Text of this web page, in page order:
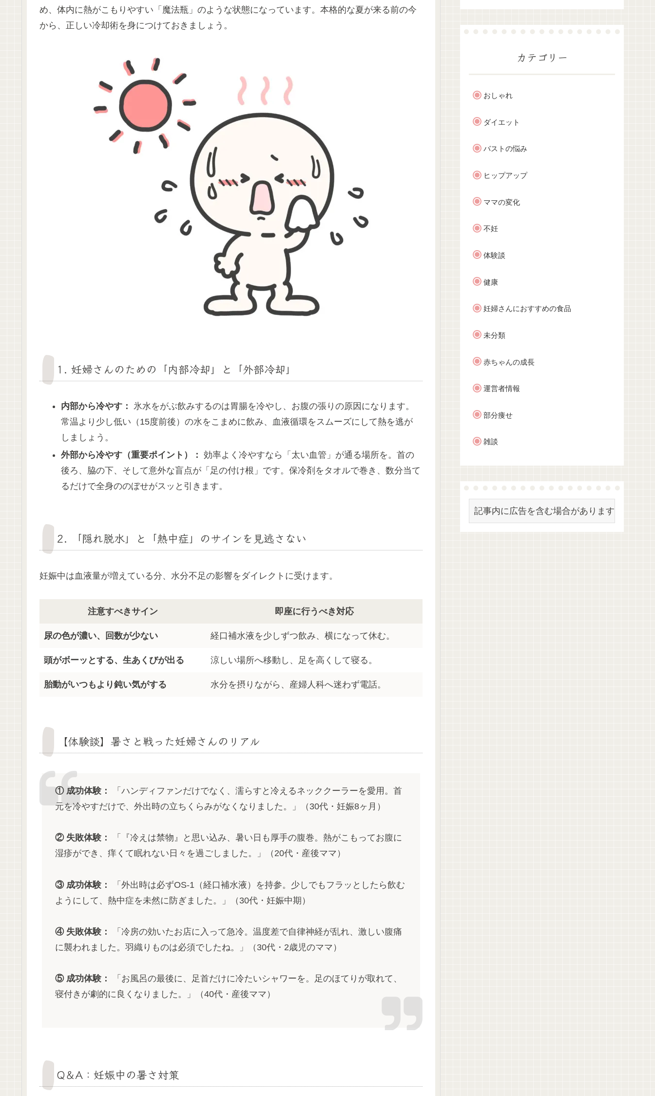
め、体内に熱がこもりやすい「魔法瓶」のような状態になっています。本格的な夏が来る前の今
から、正しい冷却術を身につけておきましょう。
1. 妊婦さんのための「内部冷却」と「外部冷却」
内部から冷やす： 氷水をがぶ飲みするのは胃腸を冷やし、お腹の張りの原因になります。
常温より少し低い（15度前後）の水をこまめに飲み、血液循環をスムーズにして熱を逃が
しましょう。
外部から冷やす（重要ポイント）： 効率よく冷やすなら「太い血管」が通る場所を。首の
後ろ、脇の下、そして意外な盲点が「足の付け根」です。保冷剤をタオルで巻き、数分当て
るだけで全身ののぼせがスッと引きます。
2. 「隠れ脱水」と「熱中症」のサインを見逃さない
妊娠中は血液量が増えている分、水分不足の影響をダイレクトに受けます。
注意すべきサイン 即座に行うべき対応
尿の色が濃い、回数が少ない 経口補水液を少しずつ飲み、横になって休む。
頭がボーッとする、生あくびが出る 涼しい場所へ移動し、足を高くして寝る。
胎動がいつもより鈍い気がする 水分を摂りながら、産婦人科へ迷わず電話。
【体験談】暑さと戦った妊婦さんのリアル
① 成功体験：
「ハンディファンだけでなく、濡らすと冷えるネッククーラーを愛用。首
元を冷やすだけで、外出時の立ちくらみがなくなりました。」（30代・妊娠8ヶ月）
② 失敗体験：
「『冷えは禁物』と思い込み、暑い日も厚手の腹巻。熱がこもってお腹に
湿疹ができ、痒くて眠れない日々を過ごしました。」（20代・産後ママ）
③ 成功体験：
「外出時は必ずOS-1（経口補水液）を持参。少しでもフラッとしたら飲む
ようにして、熱中症を未然に防ぎました。」（30代・妊娠中期）
④ 失敗体験：
「冷房の効いたお店に入って急冷。温度差で自律神経が乱れ、激しい腹痛
に襲われました。羽織りものは必須でしたね。」（30代・2歳児のママ）
⑤ 成功体験：
「お風呂の最後に、足首だけに冷たいシャワーを。足のほてりが取れて、
寝付きが劇的に良くなりました。」（40代・産後ママ）
Q＆A：妊娠中の暑さ対策
カテゴリー
おしゃれ
ダイエット
バストの悩み
ヒップアップ
ママの変化
不妊
体験談
健康
妊婦さんにおすすめの食品
未分類
赤ちゃんの成長
運営者情報
部分痩せ
雑談
記事内に広告を含む場合があります。